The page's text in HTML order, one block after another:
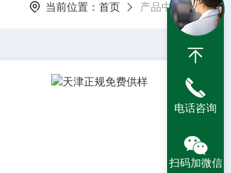
当前位置： 首页 产品中心
电话咨询
扫码加微信